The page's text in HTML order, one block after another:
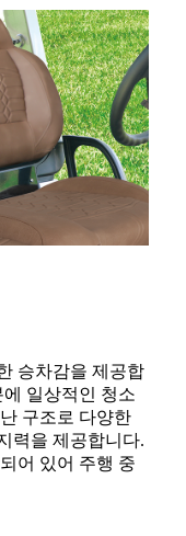
승차감을 제공합
일상적인 청소
구조로 다양한
력을 제공합니다.
어 있어 주행 중